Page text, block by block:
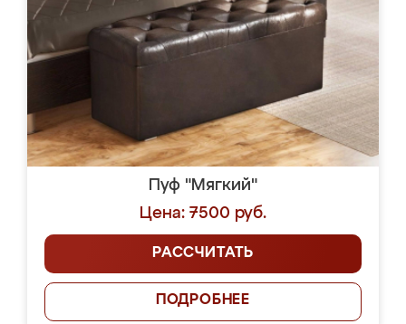
Пуф "Мягкий"
Цена: 7500 руб.
РАССЧИТАТЬ
ПОДРОБНЕЕ